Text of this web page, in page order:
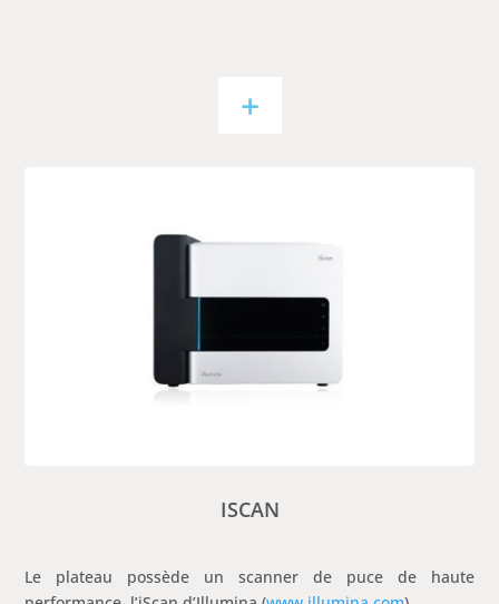
+
ISCAN
Le plateau possède un scanner de puce de haute